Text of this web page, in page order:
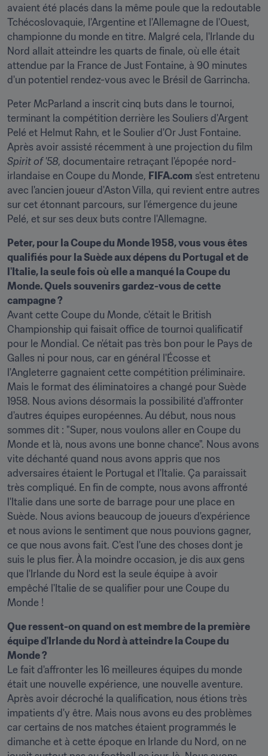
avaient été placés dans la même poule que la redoutable
Tchécoslovaquie, l'Argentine et l'Allemagne de l'Ouest,
championne du monde en titre. Malgré cela, l'Irlande du
Nord allait atteindre les quarts de finale, où elle était
attendue par la France de Just Fontaine, à 90 minutes
d'un potentiel rendez-vous avec le Brésil de Garrincha.
Peter McParland a inscrit cinq buts dans le tournoi,
terminant la compétition derrière les Souliers d'Argent
Pelé et Helmut Rahn, et le Soulier d'Or Just Fontaine.
Spirit of '58, documentaire retraçant l'épopée nord-
irlandaise en Coupe du Monde, FIFA.com s'est entretenu
avec l'ancien joueur d'Aston Villa, qui revient entre autres
sur cet étonnant parcours, sur l'émergence du jeune
Pelé, et sur ses deux buts contre l'Allemagne.
Peter, pour la Coupe du Monde 1958, vous vous êtes
qualifiés pour la Suède aux dépens du Portugal et de
l'Italie, la seule fois où elle a manqué la Coupe du
Monde. Quels souvenirs gardez-vous de cette
Avant cette Coupe du Monde, c'était le British
Championship qui faisait office de tournoi qualificatif
pour le Mondial. Ce n'était pas très bon pour le Pays de
Galles ni pour nous, car en général l'Écosse et
l'Angleterre gagnaient cette compétition préliminaire.
Mais le format des éliminatoires a changé pour Suède
1958. Nous avions désormais la possibilité d'affronter
d'autres équipes européennes. Au début, nous nous
sommes dit : "Super, nous voulons aller en Coupe du
Monde et là, nous avons une bonne chance". Nous avons
vite déchanté quand nous avons appris que nos
adversaires étaient le Portugal et l'Italie. Ça paraissait
très compliqué. En fin de compte, nous avons affronté
l'Italie dans une sorte de barrage pour une place en
Suède. Nous avions beaucoup de joueurs d'expérience
et nous avions le sentiment que nous pouvions gagner,
ce que nous avons fait. C'est l'une des choses dont je
suis le plus fier. À la moindre occasion, je dis aux gens
que l'Irlande du Nord est la seule équipe à avoir
empêché l'Italie de se qualifier pour une Coupe du
Monde !
Que ressent-on quand on est membre de la première
équipe d'Irlande du Nord à atteindre la Coupe du
Monde ?
Le fait d'affronter les 16 meilleures équipes du monde
était une nouvelle expérience, une nouvelle aventure.
Après avoir décroché la qualification, nous étions très
impatients d'y être. Mais nous avons eu des problèmes
car certains de nos matches étaient programmés le
dimanche et à cette époque en Irlande du Nord, on ne